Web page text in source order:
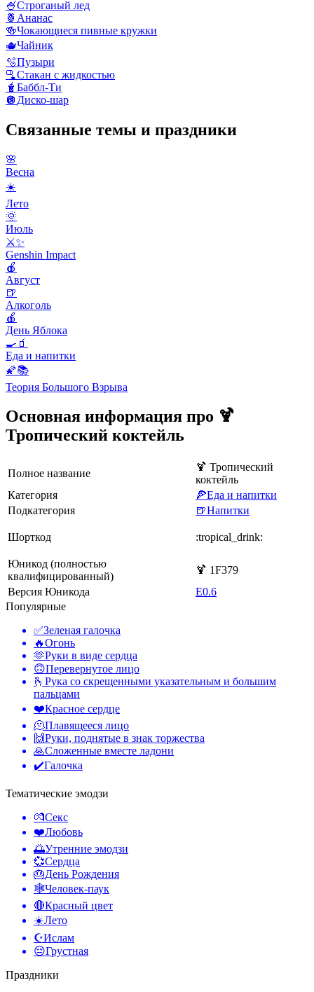
🍧Строганый лед
🍍 Ананас
🍻Чокающиеся пивные кружки
🫖Чайник
🫧Пузыри
🫗Стакан с жидкостью
🧋 Баббл-Ти
🪩 Диско-шар
Связанные темы и праздники
🌸
Весна
☀️
Лето
🌞
Июль
⚔️✨
Genshin Impact
🍎
Август
🍺
Алкоголь
🍎
День Яблока
🍳🧃
Еда и напитки
🌠📚
Теория Большого Взрыва
Основная информация про 🍹
Тропический коктейль
Полное название
🍹 Тропический
коктейль
Категория
🍕Еда и напитки
Подкатегория
🍺Напитки
Шорткод :tropical_drink:
Юникод (полностью
квалифицированный)
🍹 1F379
Версия Юникода
E0.6
Популярные
✅Зеленая галочка
🔥Огонь
🫶Руки в виде сердца
🙃Перевернутое лицо
🫰 Рука со скрещенными указательным и большим
пальцами
❤️Красное сердце
🫠Плавящееся лицо
🙌Руки, поднятые в знак торжества
🙏Сложенные вместе ладони
✔️Галочка
Тематические эмодзи
💏Секс
❤️Любовь
🌅Утренние эмодзи
💞Сердца
🎂День Рождения
🕸️Человек-паук
🔴Красный цвет
☀️Лето
☪️Ислам
😔Грустная
Праздники